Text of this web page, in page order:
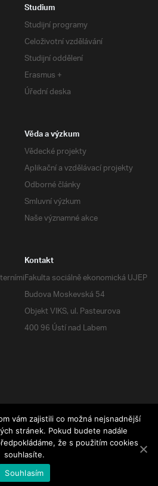
Studium
Studijní programy
Celoživotní vzdělávání
Studijní oddělení
Erasmus +
Úřední deska
Věda a výzkum
Vědecké projekty
Aplikační a vzdělávací projekty
Odborné články
Smluvní výzkum
Naše významné akce
Kontakt
Fakulta sociálně ekonomická UJEP
Budova Moskevská 54
Objekt VIKS, ul. Pasteurova
400 96 Ústí nad Labem
vám zajistili co možná nejsnadnější
stránek. Pokud budete nadále
že s použitím cookies
souhlasíte.
Souhlasím